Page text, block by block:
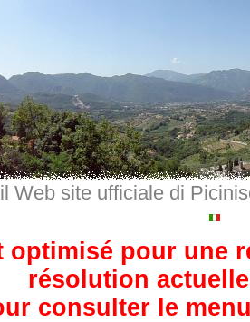
Web site ufficiale di
optimisé pour une
résolution
consulter le